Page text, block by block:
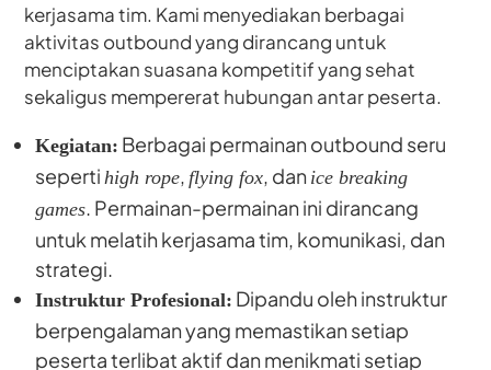
kerjasama tim. Kami menyediakan berbagai
aktivitas outbound yang dirancang untuk
menciptakan suasana kompetitif yang sehat
sekaligus mempererat hubungan antar peserta.
Kegiatan: Berbagai permainan outbound seru
seperti high rope, flying fox, dan ice breaking
games. Permainan-permainan ini dirancang
untuk melatih kerjasama tim, komunikasi, dan
strategi.
Instruktur Profesional: Dipandu oleh instruktur
berpengalaman yang memastikan setiap
peserta terlibat aktif dan menikmati setiap